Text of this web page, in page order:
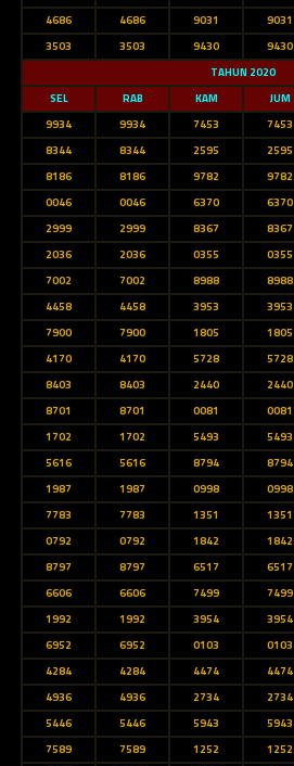
4686
4686 9031 9031
3503
3503 9430 9430
TAHUN 2020
SEL
RAB KAM JUM
9934
9934 7453 7453
8344
8344 2595 2595
8186
8186 9782 9782
0046
0046 6370 6370
2999
2999 8367 8367
2036
2036 0355 0355
7002
7002 8988 8988
4458
4458 3953 3953
7900
7900 1805 1805
4170
4170 5728 5728
8403
8403 2440 2440
8701
8701 0081 0081
1702
1702 5493 5493
5616
5616 8794 8794
1987
1987 0998 0998
7783
7783 1351 1351
0792
0792 1842 1842
8797
8797 6517 6517
6606
6606 7499 7499
1992
1992 3954 3954
6952
6952 0103 0103
4284
4284 4474 4474
4936
4936 2734 2734
5446
5446 5943 5943
7589
7589 1252 1252